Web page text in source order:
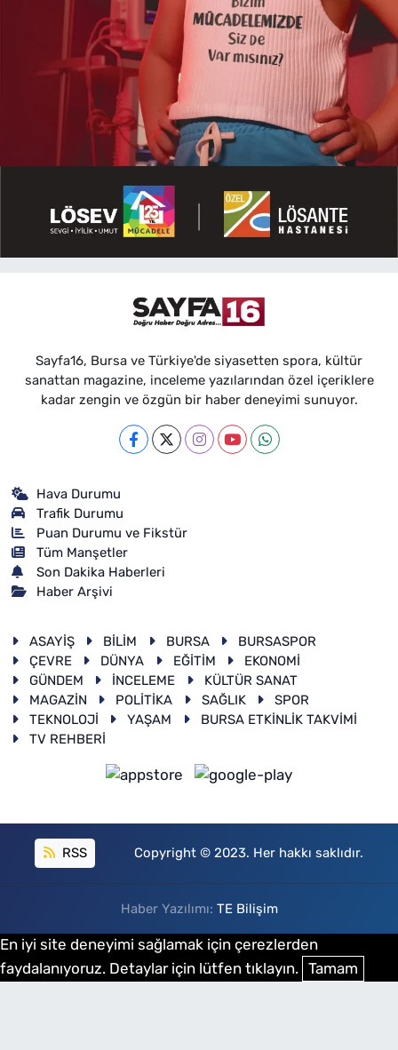
Sayfa16, Bursa ve Türkiye'de siyasetten spora, kültür
sanattan magazine, inceleme yazılarından özel içeriklere
kadar zengin ve özgün bir haber deneyimi sunuyor.
Hava Durumu
Trafik Durumu
Puan Durumu ve Fikstür
Tüm Manşetler
Son Dakika Haberleri
Haber Arşivi
ASAYİŞ BİLİM BURSA
BURSASPOR
ÇEVRE
DÜNYA EĞİTİM
EKONOMİ
GÜNDEM
İNCELEME
KÜLTÜR SANAT
MAGAZİN
POLİTİKA SAĞLIK
SPOR
TEKNOLOJİ
YAŞAM
BURSA ETKİNLİK TAKVİMİ
TV REHBERİ
RSS Copyright © 2023. Her hakkı saklıdır.
Haber Yazılımı: TE Bilişim
En iyi site deneyimi sağlamak için çerezlerden
faydalanıyoruz. Detaylar için lütfen tıklayın. Tamam